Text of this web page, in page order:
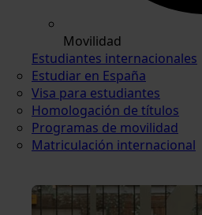
Movilidad
Estudiantes internacionales
Estudiar en España
Visa para estudiantes
Homologación de títulos
Programas de movilidad
Matriculación internacional